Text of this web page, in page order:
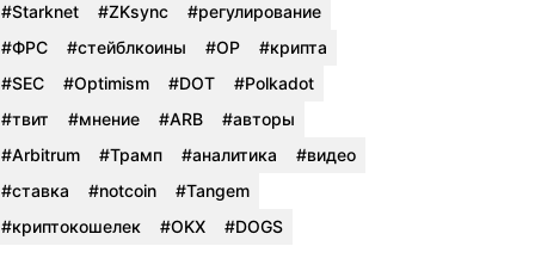
#Starknet
#ZKsync
#регулирование
#ФРС
#стейблкоины #OP
#крипта
#SEC
#Optimism #DOT
#Polkadot
#твит
#мнение #ARB
#авторы
#Arbitrum
#Трамп #аналитика
#видео
#ставка
#notcoin
#Tangem
#криптокошелек
#OKX #DOGS